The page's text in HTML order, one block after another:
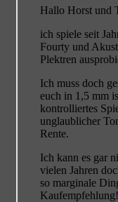
Hallo Horst und
ich spiele seit
Fourty und
Plektren
Ich muss doch
euch in 1,5 mm
kontrolliertes
unglaublicher
Rente.
Ich kann es gar
vielen Jahren
so marginale